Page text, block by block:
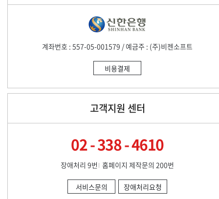
계좌번호 : 557-05-001579 / 예금주 : (주)비젠소프트
비용결제
고객지원 센터
02 - 338 - 4610
장애처리 9번 홈페이지 제작문의 200번
서비스문의 장애처리요청